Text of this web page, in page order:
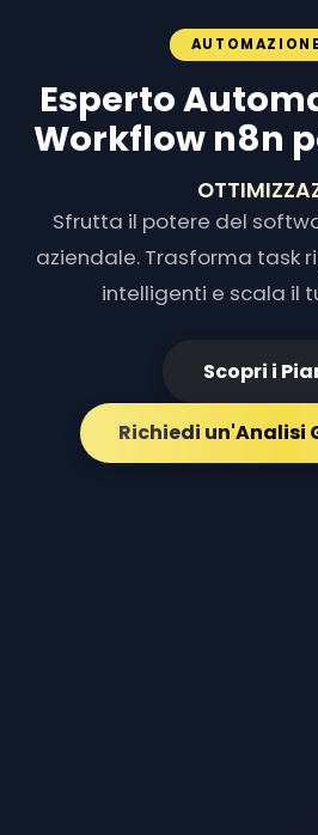
Esperto
Workflow n8n
OTTIMIZZAZIONE
Sfrutta il potere del
aziendale. Trasforma task
intelligenti e scala il
Scopri i
Richiedi un'Analisi